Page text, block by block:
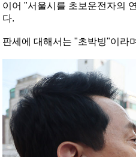
이어 "서울시를 초보운전자의
다.
판세에 대해서는 "초박빙"이라